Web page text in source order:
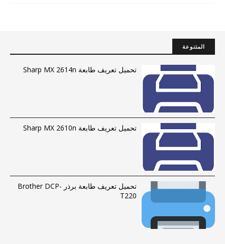
المتنوعة
تحميل تعريف طابعة Sharp MX 2614n
تحميل تعريف طابعة Sharp MX 2610n
تحميل تعريف طابعة برذر Brother DCP-
T220